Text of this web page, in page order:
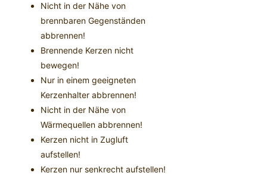
Nicht in der Nähe von
brennbaren Gegenständen
abbrennen!
Brennende Kerzen nicht
bewegen!
Nur in einem geeigneten
Kerzenhalter abbrennen!
Nicht in der Nähe von
Wärmequellen abbrennen!
Kerzen nicht in Zugluft
aufstellen!
Kerzen nur senkrecht aufstellen!